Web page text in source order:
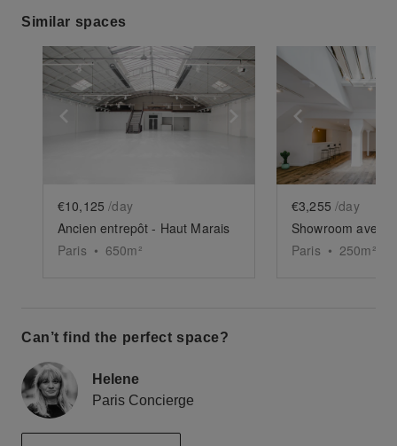
Similar spaces
Show previous slide Show next slide
€10,125 /day
Ancien entrepôt - Haut Marais
Paris • 650m²
€3,255 /day
Paris • 250m²
Can’t find the perfect space?
Helene
Paris Concierge